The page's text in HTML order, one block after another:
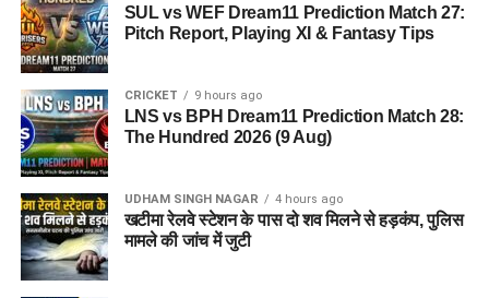
SUL vs WEF Dream11 Prediction Match 27:
Pitch Report, Playing XI & Fantasy Tips
CRICKET 9 hours ago
LNS vs BPH Dream11 Prediction Match 28:
The Hundred 2026 (9 Aug)
UDHAM SINGH NAGAR 4 hours ago
खटीमा रेलवे स्टेशन के पास दो शव मिलने से हड़कंप, पुलिस
मामले की जांच में जुटी